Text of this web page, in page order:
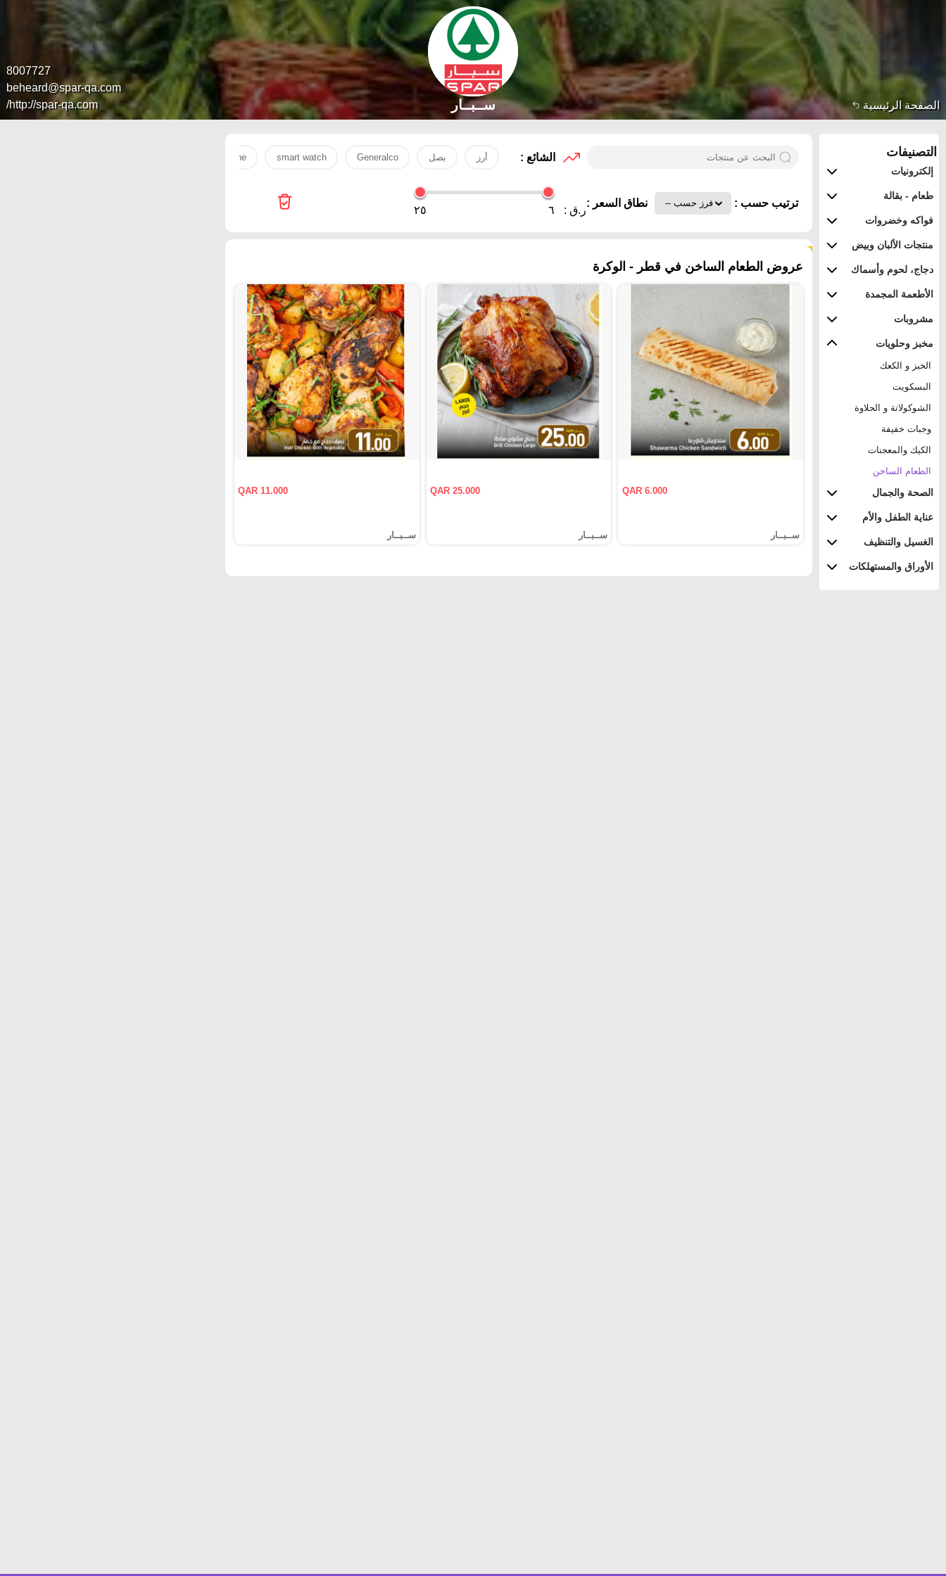
الصفحة الرئيسية
8007727
beheard@spar-qa.com
http://spar-qa.com/
ســبــار
التصنيفات
إلكترونيات
طعام - بقالة
فواكه وخضروات
منتجات الألبان وبيض
دجاج، لحوم وأسماك
الأطعمة المجمدة
مشروبات
مخبز وحلويات
الخبز و الكعك
البسكويت
الشوكولاتة و الحلاوة
وجبات خفيفة
الكيك والمعجنات
الطعام الساخن
الصحة والجمال
عناية الطفل والأم
الغسيل والتنظيف
الأوراق والمستهلكات
الشائع : أرز بصل Generalco
smart watch
phone
ترتيب حسب : نطاق السعر :
ر.ق : ٦ ٢٥
عروض الطعام الساخن في قطر - الوكرة
QAR 6.000
ســبــار
QAR 25.000
ســبــار
QAR 11.000
ســبــار